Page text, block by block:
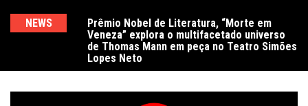
NEWS
Prêmio Nobel de Literatura, “Morte em
Veneza” explora o multifacetado universo
de Thomas Mann em peça no Teatro Simões
Lopes Neto